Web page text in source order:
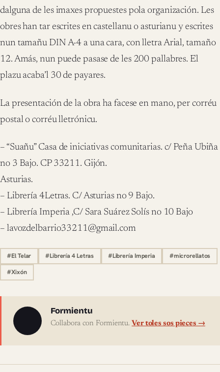
dalguna de les imaxes propuestes pola organización. Les
obres han tar escrites en castellanu o asturianu y escrites
nun tamañu DIN A-4 a una cara, con lletra Arial, tamaño
12. Amás, nun puede pasase de les 200 pallabres. El
plazu acaba’l 30 de payares.
La presentación de la obra ha facese en mano, per corréu
postal o corréu lletrónicu.
– “Suañu” Casa de iniciativas comunitarias. c/ Peña Ubiña
no 3 Bajo. CP 33211. Gijón.
Asturias.
– Librería 4Letras. C/ Asturias no 9 Bajo.
– Librería Imperia ,C/ Sara Suárez Solís no 10 Bajo
– lavozdelbarrio33211@gmail.com
#El Telar #Librería 4 Letras #Librería Imperia #microrellatos
#Xixón
Sobre l'autor
Formientu
Collabora con Formientu. Ver toles sos pieces →